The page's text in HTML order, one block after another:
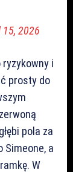
15, 2026
i
prosty do
pola za
Simeone, a
W